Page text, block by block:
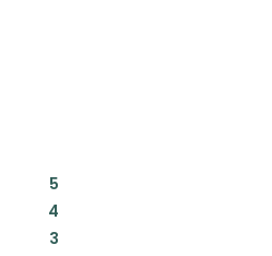
5:
4:
3: